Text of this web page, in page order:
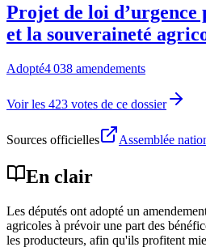
Projet de loi
et la souveraineté
Adopté4 038 amendements
Voir les 423 votes de ce dossier
Sources officielles Assemblée
En clair
Les députés ont adopté un
agricoles à prévoir une part des
les producteurs, afin qu'ils profitent